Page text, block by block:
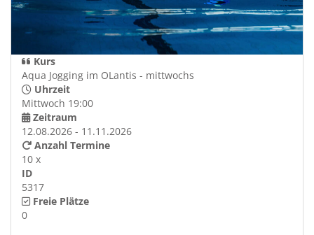
Kurs
Aqua Jogging im OLantis - mittwochs
Uhrzeit
Mittwoch 19:00
Zeitraum
12.08.2026 - 11.11.2026
Anzahl Termine
10 x
ID
5317
Freie Plätze
0